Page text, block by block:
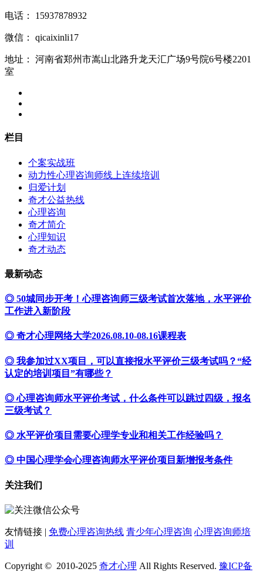
电话： 15937878932
微信： qicaixinli17
地址：
河南省郑州市嵩山北路升龙天汇广场9号院6号楼2201
室
栏目
个案实战班
动力性心理咨询师线上连续培训
归爱计划
奇才公益热线
心理咨询
奇才简介
心理知识
奇才动态
最新动态
◎ 50城同步开考！心理咨询师三级考试首次落地，水平评价
工作进入新阶段
◎ 奇才心理网络大学2026.08.10-08.16课程表
◎ 我参加过XX项目，可以直接报水平评价三级考试吗？“经
认定的培训项目”有哪些？
◎ 心理咨询师水平评价考试，什么条件可以跳过四级，报名
三级考试？
◎ 水平评价项目需要心理学专业和相关工作经验吗？
◎ 中国心理学会心理咨询师水平评价项目新增报考条件
关注我们
友情链接 | 免费心理咨询热线 青少年心理咨询 心理咨询师培
训
Copyright © 2010-2025 奇才心理 All Rights Reserved. 豫ICP备